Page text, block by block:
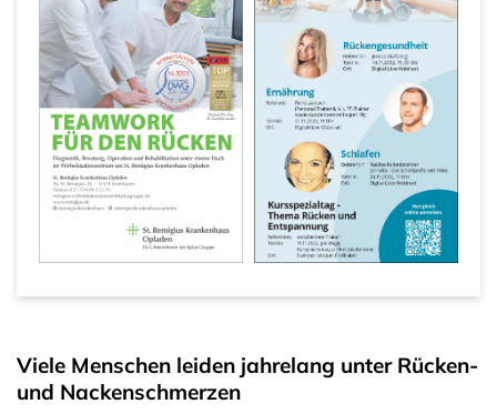
Viele Menschen leiden jahrelang unter Rücken-
und Nackenschmerzen